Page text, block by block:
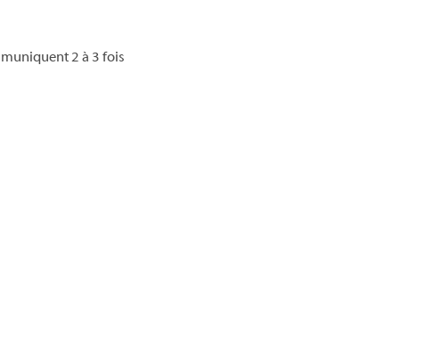
2 à 3 fois